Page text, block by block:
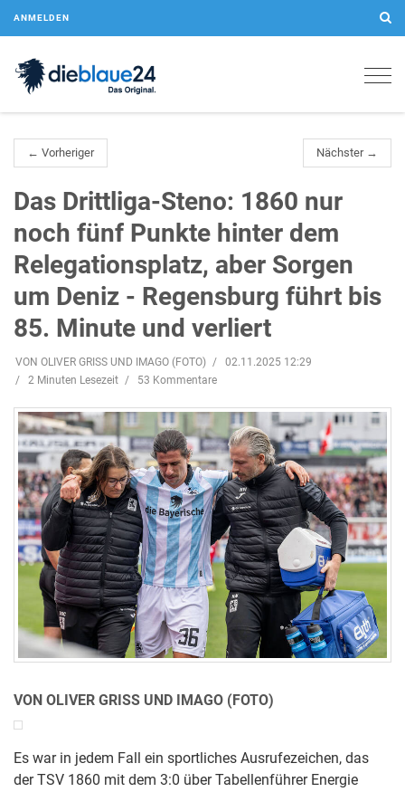
ANMELDEN
← Vorheriger Nächster →
Das Drittliga-Steno: 1860 nur
noch fünf Punkte hinter dem
Relegationsplatz, aber Sorgen
um Deniz - Regensburg führt bis
85. Minute und verliert
VON OLIVER GRISS UND IMAGO (FOTO)
02.11.2025 12:29
2 Minuten Lesezeit
53 Kommentare
VON OLIVER GRISS UND IMAGO (FOTO)
Es war in jedem Fall ein sportliches Ausrufezeichen, das
der TSV 1860 mit dem 3:0 über Tabellenführer Energie